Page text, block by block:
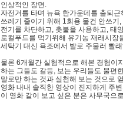
인상적인 장면.
자전거를 타며 뉴욕 한가운데를 출퇴근
쓰레기 줄이기 위해 1회용 물건 안쓰기
전기를 차단하고, 촛불을 사용하고, 태
로컬푸드를 먹기위해 유기농 재래시장
세탁기 대신 욕조에서 발로 주물러 빨
물론 6개월간 실험적으로 해본 경험이
하는 그들도 갈등, 보는 우리들도 불편
말로만 하는 것과 실천해 보는 것으로
영화 내내 솔직한 영상이 진지하게 주
이 영화 같이 보고 싶은 분은 사무국으